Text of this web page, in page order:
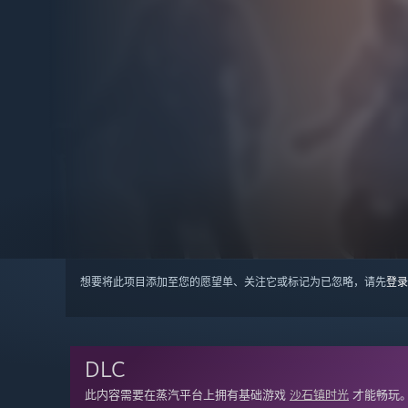
想要将此项目添加至您的愿望单、关注它或标记为已忽略，请先登录
DLC
此内容需要在蒸汽平台上拥有基础游戏 沙石镇时光 才能畅玩